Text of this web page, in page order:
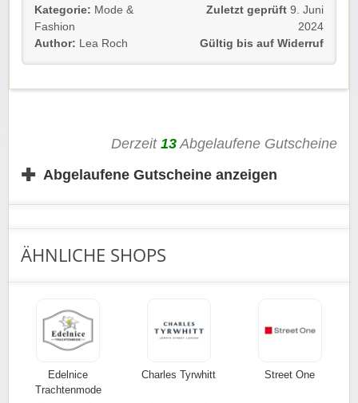
Einfach unsrem Link folgen, stark reduzierte
Trachtenmode entdecken und sparen. Freut euch unter
anderem auf hübsche Retro-Dirndl, Trachtenblusen und
Wir wünschen euch viel Spaß damit!
Kategorie: Mode &
Fashion
Author: Lea Roch
Zuletzt geprüft 9. Juni
2024
Gültig bis auf Widerruf
Derzeit 13 Abgelaufene Gutscheine
✚ Abgelaufene Gutscheine anzeigen
ÄHNLICHE SHOPS
Edelnice
Trachtenmode
Charles Tyrwhitt Street One